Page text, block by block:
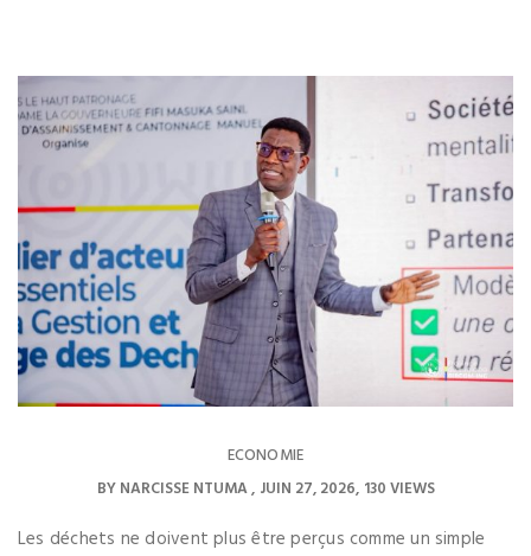
ECONOMIE
BYNARCISSE NTUMA JUIN 27, 2026 130 VIEWS
Les déchets ne doivent plus être perçus comme un simple